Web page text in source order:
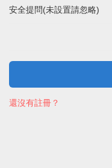
安全提問(未設置請忽略)
還沒有註冊？